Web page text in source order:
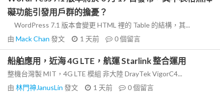
礙功能引發用戶群的擔憂？
WordPress 7.1 版本會變更 HTML 裡的 Table 的結構，其...
由 Mack Chan 發文 1 天前 0個留言
船舶應用，近海 4G LTE，航運 Starlink 整合運用
整機台灣製 MIT，4G LTE 模組 非大陸 DrayTek VigorC4...
由 林門神JanusLin 發文 1 天前 0個留言